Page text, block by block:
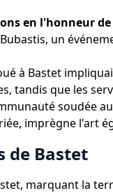
en l'honneur
un
à Bastet
tandis que les
soudée
imprègne l'art
de Bastet
marquant la